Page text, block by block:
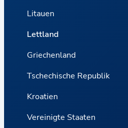
Litauen
Lettland
Griechenland
Tschechische Republik
Kroatien
Vereinigte Staaten